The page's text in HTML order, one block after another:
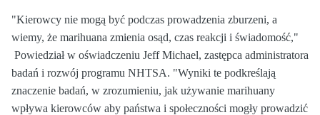
"Kierowcy nie mogą być podczas prowadzenia zburzeni, a
wiemy, że marihuana zmienia osąd, czas reakcji i świadomość,"
Powiedział w oświadczeniu Jeff Michael, zastępca administratora
badań i rozwój programu NHTSA. "Wyniki te podkreślają
znaczenie badań, w zrozumieniu, jak używanie marihuany
wpływa kierowców aby państwa i społeczności mogły prowadzić